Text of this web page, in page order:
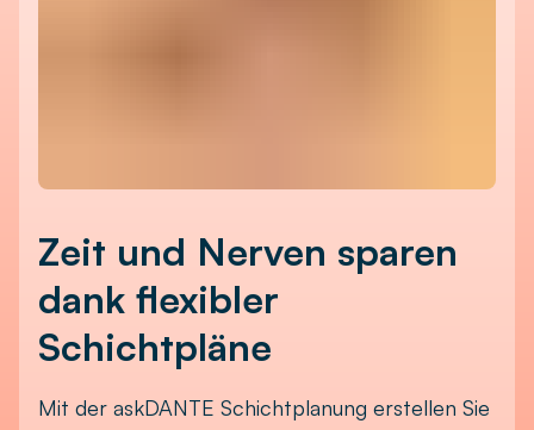
Zeit und Nerven sparen
dank flexibler
Schichtpläne
Mit der askDANTE Schichtplanung erstellen Sie